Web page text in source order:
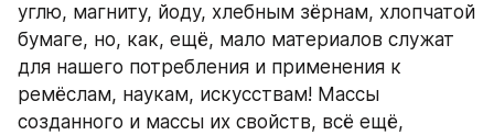
углю, магниту, йоду, хлебным зёрнам, хлопчатой
бумаге, но, как, ещё, мало материалов служат
для нашего потребления и применения к
ремёслам, наукам, искусствам! Массы
созданного и массы их свойств, всё ещё,